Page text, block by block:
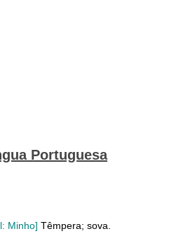
Portuguesa
Minho] Têmpera; sova.